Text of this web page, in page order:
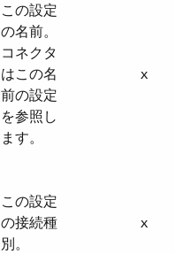
この設定
の名前。
コネクタ
はこの名
前の設定
を参照し
ます。
x
この設定
の接続種
別。
x